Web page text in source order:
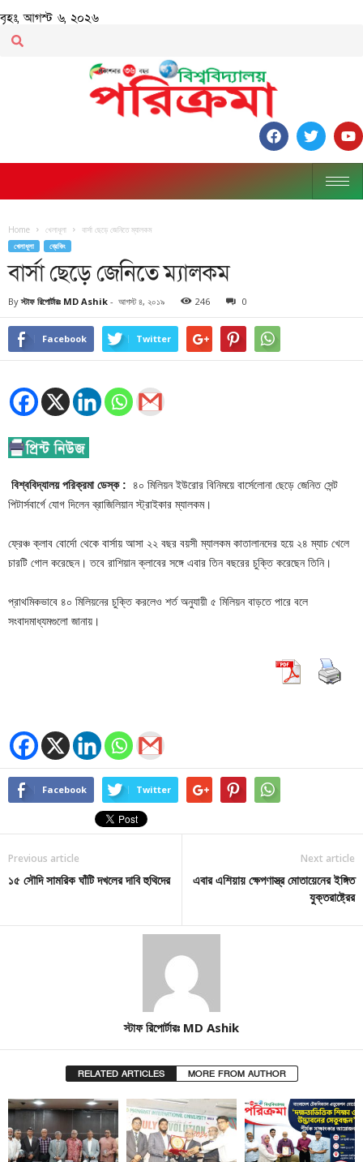
বৃহঃ, আগস্ট ৬, ২০২৬
Home খেলাধূলা বার্সা ছেড়ে জেনিতে ম্যালকম
খেলাধূলা ব্রেকিং
বার্সা ছেড়ে জেনিতে ম্যালকম
By স্টাফ রিপোর্টারঃ MD Ashik - আগস্ট ৪, ২০১৯ 246 0
Facebook Twitter
বিশ্ববিদ্যালয় পরিক্রমা ডেস্ক : ৪০ মিলিয়ন ইউরোর বিনিময়ে বার্সেলোনা ছেড়ে জেনিত সেন্ট
পিটার্সবার্গে যোগ দিলেন ব্রাজিলিয়ান স্ট্রাইকার ম্যালকম।
ফ্রেঞ্চ ক্লাব বোর্দো থেকে বার্সায় আসা ২২ বছর বয়সী ম্যালকম কাতালানদের হয়ে ২৪ ম্যাচ খেলে
চারটি গোল করেছেন। তবে রাশিয়ান ক্লাবের সঙ্গে এবার তিন বছরের চুক্তি করেছেন তিনি।
প্রাথমিকভাবে ৪০ মিলিয়নের চুক্তি করলেও শর্ত অনুযায়ী ৫ মিলিয়ন বাড়তে পারে বলে
সংবাদমাধ্যমগুলো জানায়।
Facebook Twitter
Previous article
১৫ সৌদি সামরিক ঘাঁটি দখলের দাবি হুথিদের
Next article
এবার এশিয়ায় ক্ষেপণাস্ত্র মোতায়েনের ইঙ্গিত
যুক্তরাষ্ট্রের
স্টাফ রিপোর্টারঃ MD Ashik
RELATED ARTICLES MORE FROM AUTHOR